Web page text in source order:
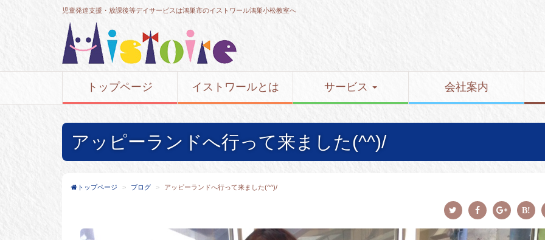
児童発達支援・放課後等デイサービスは鴻巣市のイストワール鴻巣小松教室へ
トップページ イストワールとは サービス 会社案内
アッピーランドへ行って来ました(^^)/
トップページ ブログ アッピーランドへ行って来ました(^^)/